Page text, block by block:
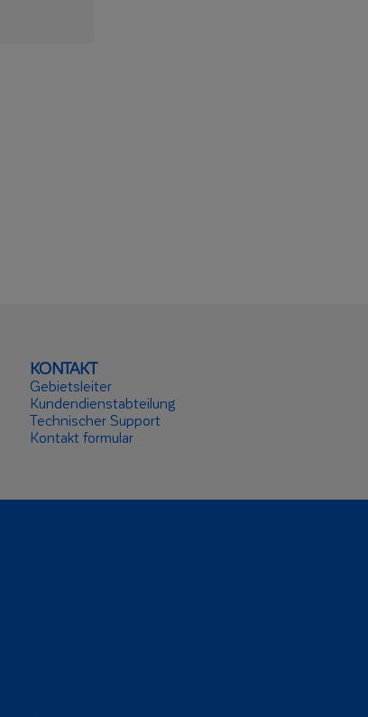
KONTAKT
Gebietsleiter
Kundendienstabteilung
Technischer Support
Kontakt formular